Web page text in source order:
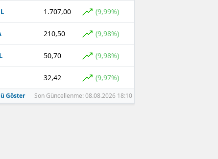
1.707,00 (9,99%)
210,50 (9,98%)
50,70 (9,98%)
32,42 (9,97%)
Göster Son Güncellenme: 08.08.2026 18:10